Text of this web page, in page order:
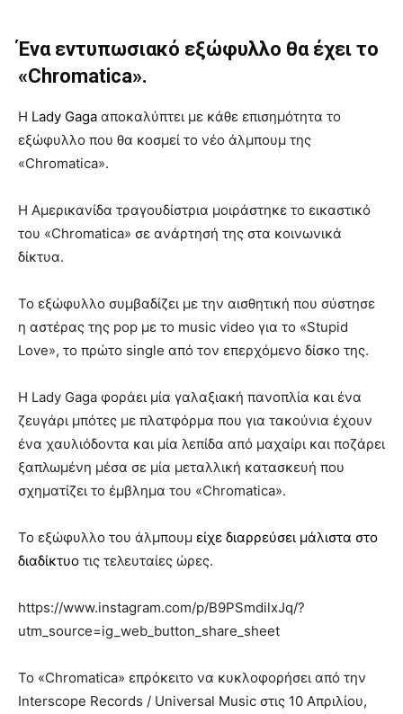
Έναεντυπωσιακό εξώφυλλο θα έχει το
«Chromatica».
Η Lady Gaga αποκαλύπτει με κάθε επισημότητα το
εξώφυλλο που θα κοσμεί το νέο άλμπουμ της
«Chromatica».
Η Αμερικανίδα τραγουδίστρια μοιράστηκε το εικαστικό
του «Chromatica» σε ανάρτησή της στα κοινωνικά
δίκτυα.
Το εξώφυλλο συμβαδίζει με την αισθητική που σύστησε
η αστέρας της pop με το music video για το «Stupid
Love», το πρώτο single από τον επερχόμενο δίσκο της.
Η Lady Gaga φοράει μία γαλαξιακή πανοπλία και ένα
ζευγάρι μπότες με πλατφόρμα που για τακούνια έχουν
ένα χαυλιόδοντα και μία λεπίδα από μαχαίρι και ποζάρει
ξαπλωμένη μέσα σε μία μεταλλική κατασκευή που
σχηματίζει το έμβλημα του «Chromatica».
Το εξώφυλλο του άλμπουμ είχε διαρρεύσει μάλιστα στο
διαδίκτυο τις τελευταίες ώρες.
https://www.instagram.com/p/B9PSmdilxJq/?
utm_source=ig_web_button_share_sheet
Το «Chromatica» επρόκειτο να κυκλοφορήσει από την
Interscope Records / Universal Music στις 10 Απριλίου,